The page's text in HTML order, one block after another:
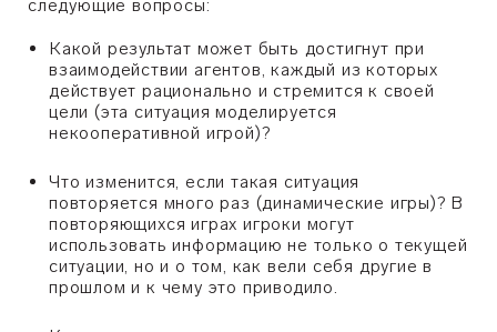
следующие вопросы:
Какой результат может быть достигнут при
взаимодействии агентов, каждый из которых
действует рационально и стремится к своей
цели (эта ситуация моделируется
некооперативной игрой)?
Что изменится, если такая ситуация
повторяется много раз (динамические игры)? В
повторяющихся играх игроки могут
использовать информацию не только о текущей
ситуации, но и о том, как вели себя другие в
прошлом и к чему это приводило.